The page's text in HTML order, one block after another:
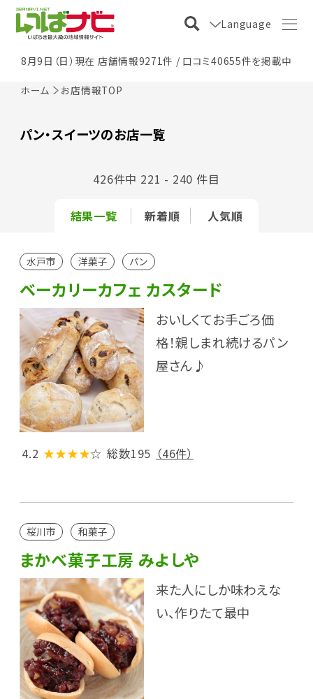
Language
8月9日（日）現在 店舗情報9271件 / 口コミ40655件を掲載中
ホーム お店情報TOP
パン・スイーツのお店一覧
結果一覧 新着順 人気順
426件中 221 - 240 件目
水戸市 洋菓子 パン
ベーカリーカフェ カスタード
おいしくてお手ごろ価
格！親しまれ続けるパン
屋さん♪
4.2 ★★★★☆ 総数195 （46件）
桜川市 和菓子
まかべ菓子工房 みよしや
来た人にしか味わえな
い、作りたて最中